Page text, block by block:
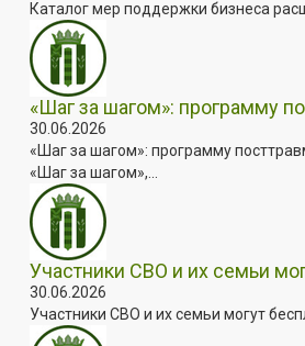
Каталог мер поддержки бизнеса
«Шаг за шагом»: программу
30.06.2026
«Шаг за шагом»: программу
«Шаг за шагом»,...
Участники СВО и их семьи
30.06.2026
Участники СВО и их семьи могут